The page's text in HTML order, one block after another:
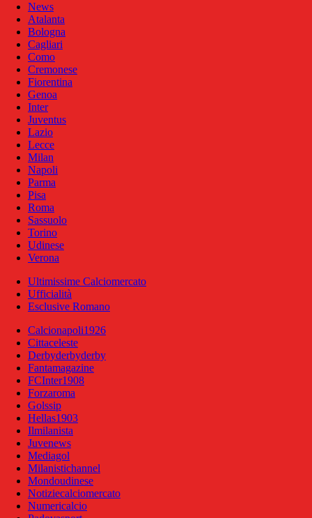
News
Atalanta
Bologna
Cagliari
Como
Cremonese
Fiorentina
Genoa
Inter
Juventus
Lazio
Lecce
Milan
Napoli
Parma
Pisa
Roma
Sassuolo
Torino
Udinese
Verona
Ultimissime Calciomercato
Ufficialità
Esclusive Romano
Calcionapoli1926
Cittaceleste
Derbyderbyderby
Fantamagazine
FCInter1908
Forzaroma
Golssip
Hellas1903
Ilmilanista
Juvenews
Mediagol
Milanistichannel
Mondoudinese
Notiziecalciomercato
Numericalcio